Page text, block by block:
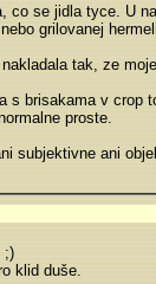
co se jidla tyce. U
grilovanej
tak, ze
s brisakama v
proste.
subjektivne ani
;)
klid duše.